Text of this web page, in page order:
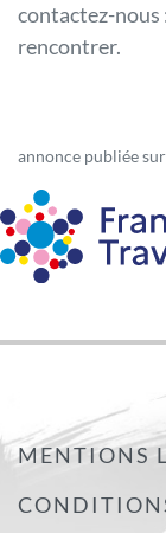
contactez-nous
rencontrer.
annonce publiée
MENTIONS